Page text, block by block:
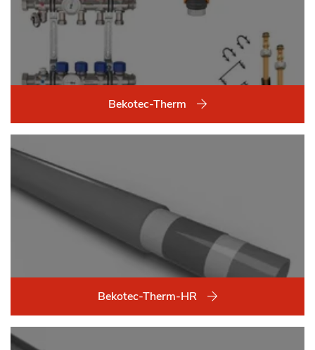
Bekotec-Therm
Bekotec-Therm-HR